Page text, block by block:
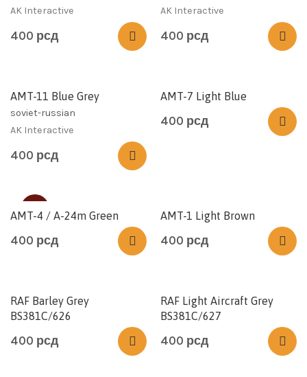
AK Interactive
400 рсд
AK Interactive
400 рсд
AMT-11 Blue Grey
soviet-russian
AK Interactive
400 рсд
AMT-7 Light Blue
400 рсд
SOLD
AMT-4 / A-24m Green
400 рсд
AMT-1 Light Brown
400 рсд
RAF Barley Grey
BS381C/626
400 рсд
RAF Light Aircraft Grey
BS381C/627
400 рсд